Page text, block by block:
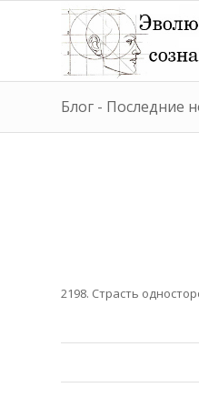
Блог - Последние
2198. Страсть